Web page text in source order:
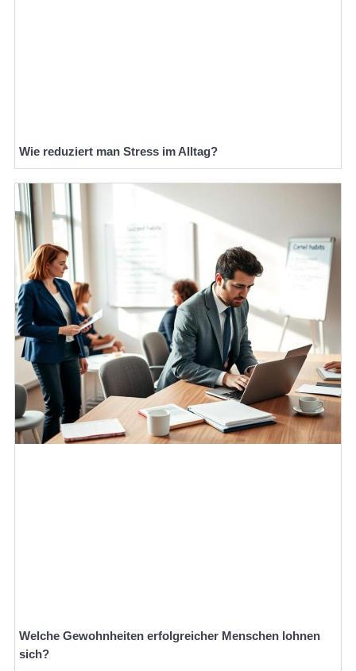
Wie reduziert man Stress im Alltag?
Welche Gewohnheiten erfolgreicher Menschen lohnen
sich?